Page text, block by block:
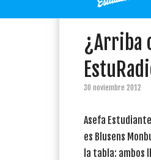
¿Arriba
30 noviembre 2012
Asefa
es Blusens
la tabla: ambos